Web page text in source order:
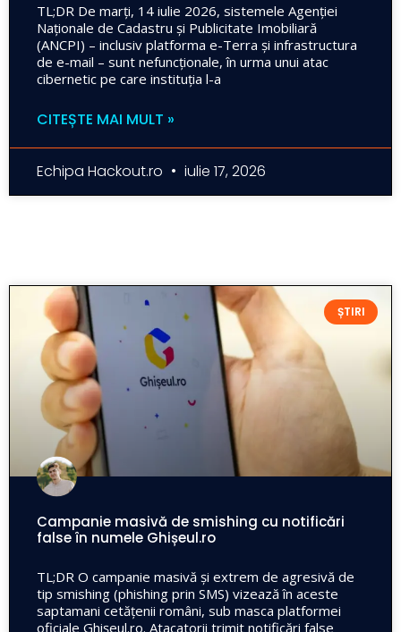
TL;DR De marți, 14 iulie 2026, sistemele Agenției
Naționale de Cadastru și Publicitate Imobiliară
(ANCPI) – inclusiv platforma e-Terra și infrastructura
de e-mail – sunt nefuncționale, în urma unui atac
cibernetic pe care instituția l-a
CITEȘTE MAI MULT »
Echipa Hackout.ro iulie 17, 2026
ȘTIRI
Campanie masivă de smishing cu notificări
false în numele Ghișeul.ro
TL;DR O campanie masivă și extrem de agresivă de
tip smishing (phishing prin SMS) vizează în aceste
saptamani cetățenii români, sub masca platformei
oficiale Ghișeul.ro. Atacatorii trimit notificări false